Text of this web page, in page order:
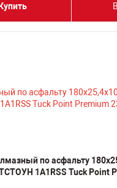
Купить
по асфальту
1A1RSS Tuck Point